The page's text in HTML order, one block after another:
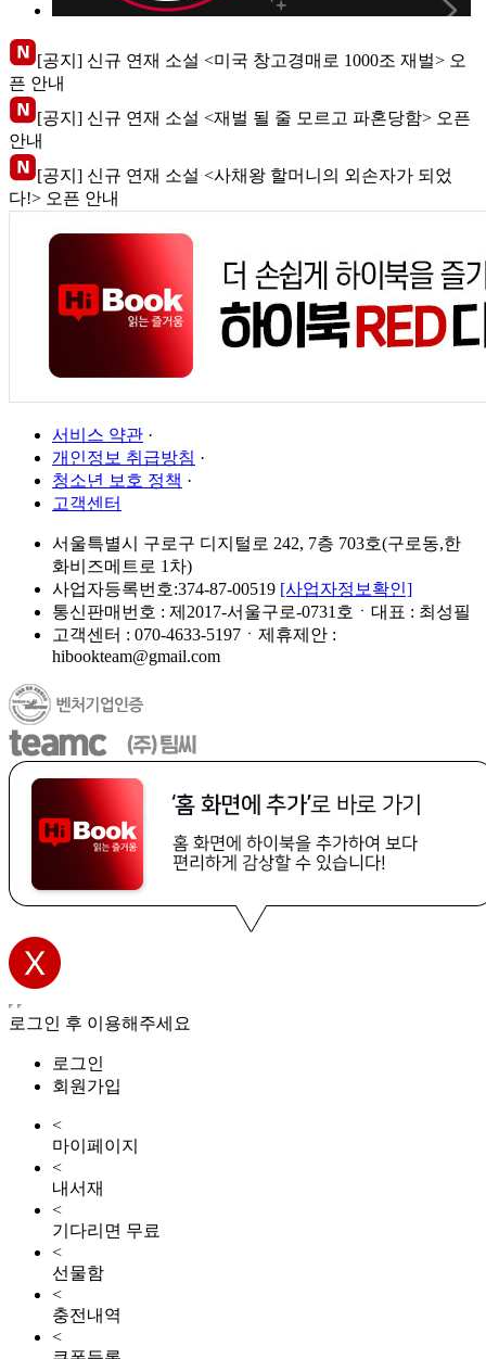
[공지] 신규 연재 소설 <미국 창고경매로 1000조 재벌> 오
픈 안내
[공지] 신규 연재 소설 <재벌 될 줄 모르고 파혼당함> 오픈
안내
[공지] 신규 연재 소설 <사채왕 할머니의 외손자가 되었
다!> 오픈 안내
서비스 약관 ·
개인정보 취급방침 ·
청소년 보호 정책 ·
고객센터
서울특별시 구로구 디지털로 242, 7층 703호(구로동,한
화비즈메트로 1차)
사업자등록번호:374-87-00519 [사업자정보확인]
통신판매번호 : 제2017-서울구로-0731호ㆍ대표 : 최성필
고객센터 : 070-4633-5197ㆍ제휴제안 :
hibookteam@gmail.com
로그인 후 이용해주세요
로그인
회원가입
<
마이페이지
<
내서재
<
기다리면 무료
<
선물함
<
충전내역
<